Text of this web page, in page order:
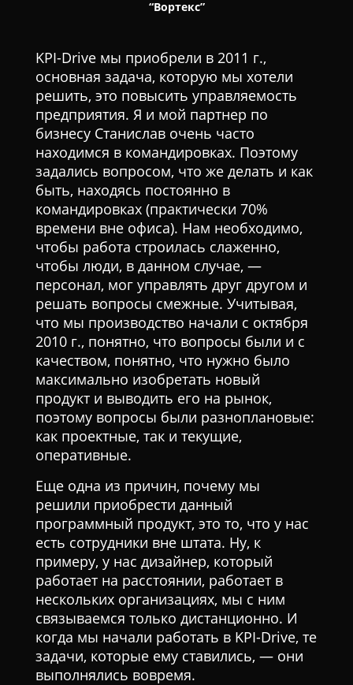
“Вортекс”
KPI-Drive мы приобрели в 2011 г.,
основная задача, которую мы хотели
решить, это повысить управляемость
предприятия. Я и мой партнер по
бизнесу Станислав очень часто
находимся в командировках. Поэтому
задались вопросом, что же делать и как
быть, находясь постоянно в
командировках (практически 70%
времени вне офиса). Нам необходимо,
чтобы работа строилась слаженно,
чтобы люди, в данном случае, —
персонал, мог управлять друг другом и
решать вопросы смежные. Учитывая,
что мы производство начали с октября
2010 г., понятно, что вопросы были и с
качеством, понятно, что нужно было
максимально изобретать новый
продукт и выводить его на рынок,
поэтому вопросы были разноплановые:
как проектные, так и текущие,
оперативные.
Еще одна из причин, почему мы
решили приобрести данный
программный продукт, это то, что у нас
есть сотрудники вне штата. Ну, к
примеру, у нас дизайнер, который
работает на расстоянии, работает в
нескольких организациях, мы с ним
связываемся только дистанционно. И
когда мы начали работать в KPI-Drive, те
задачи, которые ему ставились, — они
выполнялись вовремя.